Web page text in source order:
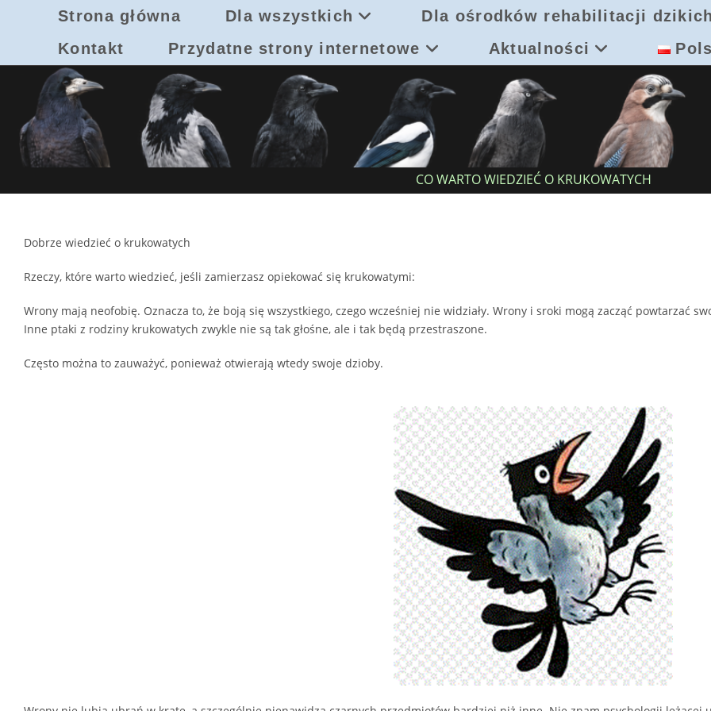
Strona główna Dla wszystkich
Dla ośrodków rehabilitacji
Kontakt
Przydatne strony internetowe Aktualności
CO WARTO WIEDZIEĆ O KRUKOWATYCH
Dobrze wiedzieć o krukowatych
Rzeczy, które warto wiedzieć, jeśli zamierzasz opiekować się krukowatymi:
Wrony mają neofobię. Oznacza to, że boją się wszystkiego, czego wcześniej nie widziały. Wrony i sroki mogą zacząć powtarzać
Inne ptaki z rodziny krukowatych zwykle nie są tak głośne, ale i tak będą przestraszone.
Często można to zauważyć, ponieważ otwierają wtedy swoje dzioby.